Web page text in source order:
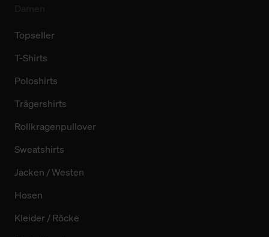
Topseller
T-Shirts
Poloshirts
Trägershirts
Rollkragenpullover
Sweatshirts
Jacken / Westen
Hosen
Kleider / Röcke